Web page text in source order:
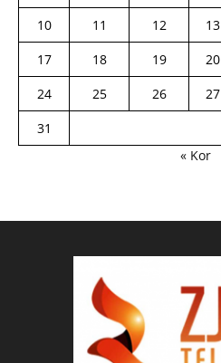
10
11 12 13
17
18 19 20
24
25 26 27
31
« Kor